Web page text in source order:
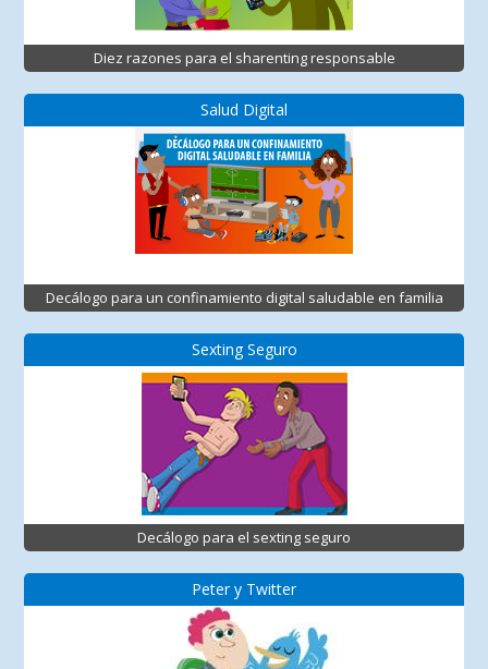
Diez razones para el sharenting responsable
Salud Digital
Decálogo para un confinamiento digital saludable en familia
Sexting Seguro
Decálogo para el sexting seguro
Peter y Twitter